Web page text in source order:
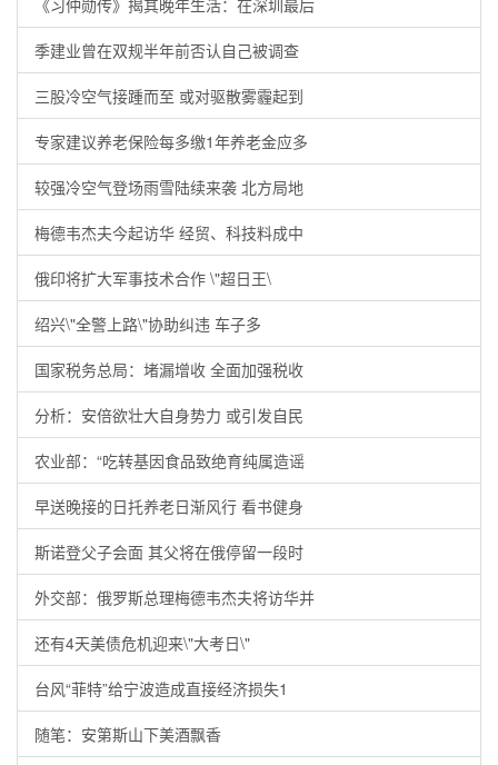
《习仲勋传》揭其晚年生活：在深圳最后
季建业曾在双规半年前否认自己被调查
三股冷空气接踵而至 或对驱散雾霾起到
专家建议养老保险每多缴1年养老金应多
较强冷空气登场雨雪陆续来袭 北方局地
梅德韦杰夫今起访华 经贸、科技料成中
俄印将扩大军事技术合作 \"超日王\
绍兴\"全警上路\"协助纠违 车子多
国家税务总局：堵漏增收 全面加强税收
分析：安倍欲壮大自身势力 或引发自民
农业部：“吃转基因食品致绝育纯属造谣
早送晚接的日托养老日渐风行 看书健身
斯诺登父子会面 其父将在俄停留一段时
外交部：俄罗斯总理梅德韦杰夫将访华并
还有4天美债危机迎来\"大考日\"
台风“菲特”给宁波造成直接经济损失1
随笔：安第斯山下美酒飘香